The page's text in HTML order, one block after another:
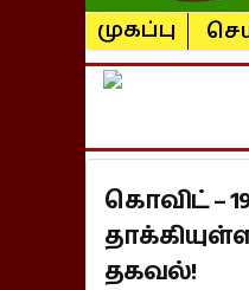
முகப்பு
கொவிட் –
தகவல்!